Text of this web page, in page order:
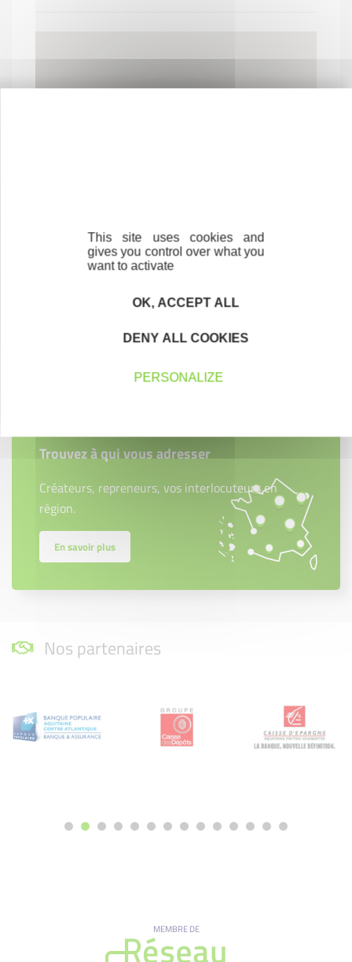
Trouvez à qui vous adresser
Créateurs, repreneurs, vos interlocuteurs en
région.
En savoir plus
Nos partenaires
MEMBRE DE
This site uses cookies and
gives you control over what you
want to activate
OK, ACCEPT ALL
DENY ALL COOKIES
PERSONALIZE